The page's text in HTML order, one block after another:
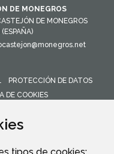
DE MONEGROS
DE MONEGROS
(ESPAÑA)
PROTECCIÓN DE DATOS
DE COOKIES